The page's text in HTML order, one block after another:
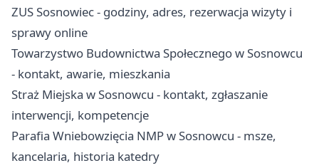
ZUS Sosnowiec - godziny, adres, rezerwacja wizyty i
sprawy online
Towarzystwo Budownictwa Społecznego w Sosnowcu
- kontakt, awarie, mieszkania
Straż Miejska w Sosnowcu - kontakt, zgłaszanie
interwencji, kompetencje
Parafia Wniebowzięcia NMP w Sosnowcu - msze,
kancelaria, historia katedry